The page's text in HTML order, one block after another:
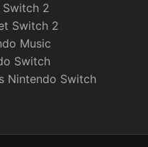
Switch 2
Switch 2
Music
Switch
Nintendo Switch